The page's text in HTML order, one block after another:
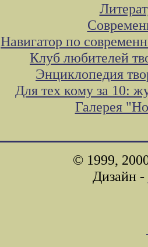
Навигатор по
Клуб любителей
Энциклопедия
Для тех кому за 10:
Галерея
© 1999,
Дизайн -